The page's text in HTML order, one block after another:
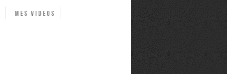
Mes videos